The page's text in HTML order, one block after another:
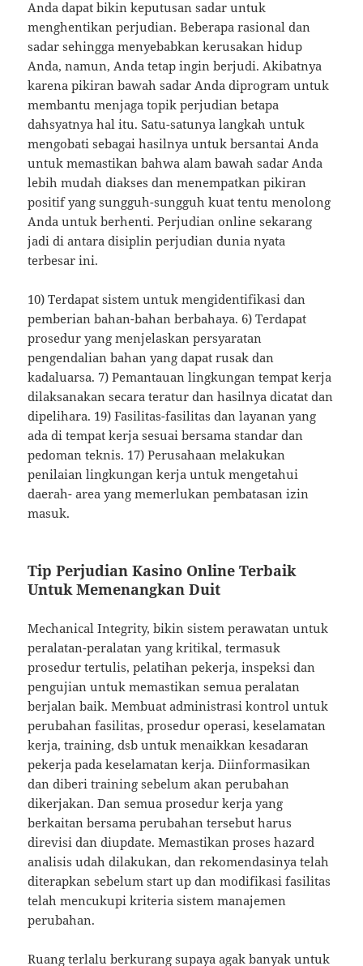
Anda dapat bikin keputusan sadar untuk
menghentikan perjudian. Beberapa rasional dan
sadar sehingga menyebabkan kerusakan hidup
Anda, namun, Anda tetap ingin berjudi. Akibatnya
karena pikiran bawah sadar Anda diprogram untuk
membantu menjaga topik perjudian betapa
dahsyatnya hal itu. Satu-satunya langkah untuk
mengobati sebagai hasilnya untuk bersantai Anda
untuk memastikan bahwa alam bawah sadar Anda
lebih mudah diakses dan menempatkan pikiran
positif yang sungguh-sungguh kuat tentu menolong
Anda untuk berhenti. Perjudian online sekarang
jadi di antara disiplin perjudian dunia nyata
terbesar ini.
10) Terdapat sistem untuk mengidentifikasi dan
pemberian bahan-bahan berbahaya. 6) Terdapat
prosedur yang menjelaskan persyaratan
pengendalian bahan yang dapat rusak dan
kadaluarsa. 7) Pemantauan lingkungan tempat kerja
dilaksanakan secara teratur dan hasilnya dicatat dan
dipelihara. 19) Fasilitas-fasilitas dan layanan yang
ada di tempat kerja sesuai bersama standar dan
pedoman teknis. 17) Perusahaan melakukan
penilaian lingkungan kerja untuk mengetahui
daerah- area yang memerlukan pembatasan izin
masuk.
Tip Perjudian Kasino Online Terbaik
Untuk Memenangkan Duit
Mechanical Integrity, bikin sistem perawatan untuk
peralatan-peralatan yang kritikal, termasuk
prosedur tertulis, pelatihan pekerja, inspeksi dan
pengujian untuk memastikan semua peralatan
berjalan baik. Membuat administrasi kontrol untuk
perubahan fasilitas, prosedur operasi, keselamatan
kerja, training, dsb untuk menaikkan kesadaran
pekerja pada keselamatan kerja. Diinformasikan
dan diberi training sebelum akan perubahan
dikerjakan. Dan semua prosedur kerja yang
berkaitan bersama perubahan tersebut harus
direvisi dan diupdate. Memastikan proses hazard
analisis udah dilakukan, dan rekomendasinya telah
diterapkan sebelum start up dan modifikasi fasilitas
telah mencukupi kriteria sistem manajemen
perubahan.
Ruang terlalu berkurang supaya agak banyak untuk